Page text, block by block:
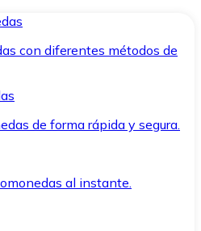
con diferentes métodos de
de forma rápida y segura.
al instante.